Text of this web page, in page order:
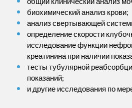
общий клинический анализ
биохимический анализ крови;
анализ свертывающей
определение скорости
исследование функции
креатинина при наличии
тесты тубулярной
показаний;
и другие исследования по